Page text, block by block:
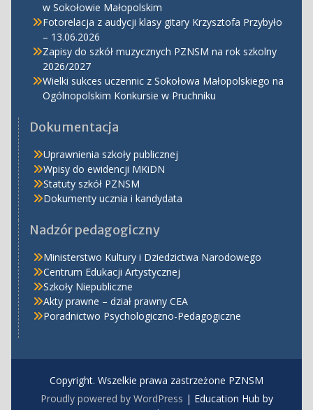
w Sokołowie Małopolskim
Fotorelacja z audycji klasy gitary Krzysztofa Przybyło
– 13.06.2026
Zapisy do szkół muzycznych PZNSM na rok szkolny
2026/2027
Wielki sukces uczennic z Sokołowa Małopolskiego na
Ogólnopolskim Konkursie w Pruchniku
Dokumentacja
Uprawnienia szkoły publicznej
Wpisy do ewidencji MKiDN
Statuty szkół PZNSM
Dokumenty ucznia i kandydata
Nadzór pedagogiczny
Ministerstwo Kultury i Dziedzictwa Narodowego
Centrum Edukacji Artystycznej
Szkoły Niepubliczne
Akty prawne – dział prawny CEA
Poradnictwo Psychologiczno-Pedagogiczne
Copyright. Wszelkie prawa zastrzeżone PZNSM
Proudly powered by WordPress | Education Hub by